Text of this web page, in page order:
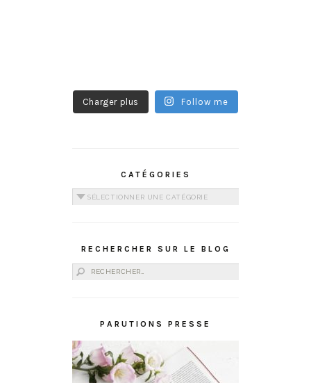
Charger plus Follow me
CATÉGORIES
Catégories
RECHERCHER SUR LE BLOG
Rechercher :
PARUTIONS PRESSE